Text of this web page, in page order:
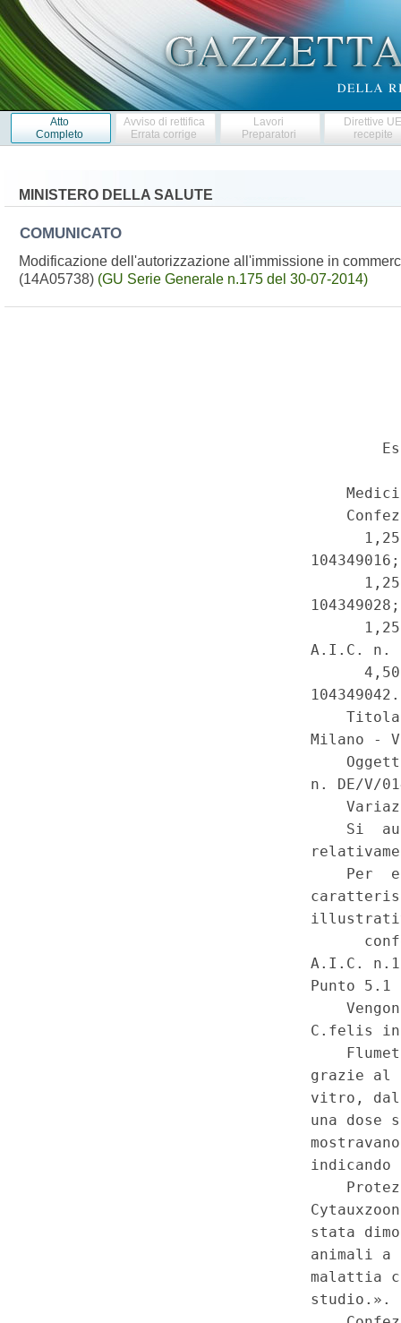
Atto
Completo
Avviso di rettifica
Errata corrige
Lavori
Preparatori
Direttive
recepite
MINISTERO DELLA SALUTE
COMUNICATO
Modificazione dell'autorizzazione all'immissione in
(14A05738) (GU Serie Generale n.175 del 30-07-2014)